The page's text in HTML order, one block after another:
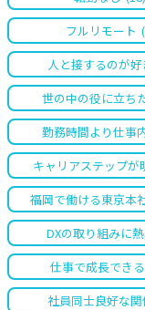
フルリモート
人と接するのが好
世の中の役に立ち
勤務時間より仕事
キャリアステップが
福岡で働ける東京本
DXの取り組みに
仕事で成長できる
社員同士良好な関